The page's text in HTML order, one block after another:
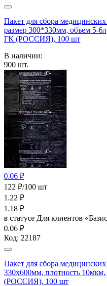
Пакет для сбора
размер 300*330мм, объем 5-
ГК (РОССИЯ), 100 шт
В наличии:
900 шт.
0.06 ₽
122 ₽/100 шт
1.22 ₽
1.18 ₽
в статусе Для клиентов
0.06 ₽
Код: 22187
Пакет для сбора медицинских
330х600мм, плотность
(РОССИЯ), 100 шт